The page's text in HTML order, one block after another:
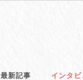
最新記事 インタビ